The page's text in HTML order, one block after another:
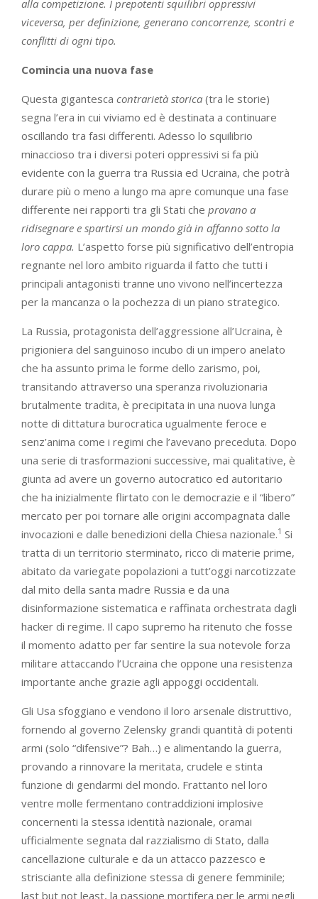
alla competizione. I prepotenti squilibri oppressivi
viceversa, per definizione, generano concorrenze, scontri e
conflitti di ogni tipo.
Comincia una nuova fase
Questa gigantesca contrarietà storica (tra le storie)
segna l’era in cui viviamo ed è destinata a continuare
oscillando tra fasi differenti. Adesso lo squilibrio
minaccioso tra i diversi poteri oppressivi si fa più
evidente con la guerra tra Russia ed Ucraina, che potrà
durare più o meno a lungo ma apre comunque una fase
differente nei rapporti tra gli Stati che provano a
ridisegnare e spartirsi un mondo già in affanno sotto la
loro cappa. L’aspetto forse più significativo dell’entropia
regnante nel loro ambito riguarda il fatto che tutti i
principali antagonisti tranne uno vivono nell’incertezza
per la mancanza o la pochezza di un piano strategico.
La Russia, protagonista dell’aggressione all’Ucraina, è
prigioniera del sanguinoso incubo di un impero anelato
che ha assunto prima le forme dello zarismo, poi,
transitando attraverso una speranza rivoluzionaria
brutalmente tradita, è precipitata in una nuova lunga
notte di dittatura burocratica ugualmente feroce e
senz’anima come i regimi che l’avevano preceduta. Dopo
una serie di trasformazioni successive, mai qualitative, è
giunta ad avere un governo autocratico ed autoritario
che ha inizialmente flirtato con le democrazie e il “libero”
mercato per poi tornare alle origini accompagnata dalle
invocazioni e dalle benedizioni della Chiesa nazionale.1 Si
tratta di un territorio sterminato, ricco di materie prime,
abitato da variegate popolazioni a tutt’oggi narcotizzate
dal mito della santa madre Russia e da una
disinformazione sistematica e raffinata orchestrata dagli
hacker di regime. Il capo supremo ha ritenuto che fosse
il momento adatto per far sentire la sua notevole forza
militare attaccando l’Ucraina che oppone una resistenza
importante anche grazie agli appoggi occidentali.
Gli Usa sfoggiano e vendono il loro arsenale distruttivo,
fornendo al governo Zelensky grandi quantità di potenti
armi (solo “difensive”? Bah…) e alimentando la guerra,
provando a rinnovare la meritata, crudele e stinta
funzione di gendarmi del mondo. Frattanto nel loro
ventre molle fermentano contraddizioni implosive
concernenti la stessa identità nazionale, oramai
ufficialmente segnata dal razzialismo di Stato, dalla
cancellazione culturale e da un attacco pazzesco e
strisciante alla definizione stessa di genere femminile;
last but not least, la passione mortifera per le armi negli